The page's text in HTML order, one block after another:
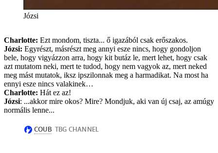
Józsi
Charlotte: Ezt mondom, tiszta... ő igazából csak erőszakos.
Józsi: Egyrészt, másrészt meg annyi esze nincs, hogy gondoljon
bele, hogy vigyázzon arra, hogy kit butáz le, mert lehet, hogy csak
azt mutatom neki, mert te tudod, hogy nem vagyok az, mert neked
meg mást mutatok, iksz ipszilonnak meg a harmadikat. Na most ha
ennyi esze nincs valakinek…
Charlotte: Hát ez az!
Józsi: ...akkor mire okos? Mire? Mondjuk, aki van új csaj, az amúgy
normális lenne...